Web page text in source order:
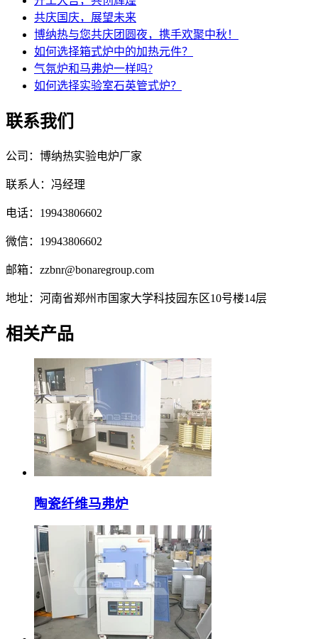
共庆国庆，展望未来
博纳热与您共庆团圆夜，携手欢聚中秋！
如何选择箱式炉中的加热元件？
气氛炉和马弗炉一样吗?
如何选择实验室石英管式炉？
联系我们
公司：博纳热实验电炉厂家
联系人：冯经理
电话：19943806602
微信：19943806602
邮箱：zzbnr@bonaregroup.com
地址：河南省郑州市国家大学科技园东区10号楼14层
相关产品
陶瓷纤维马弗炉